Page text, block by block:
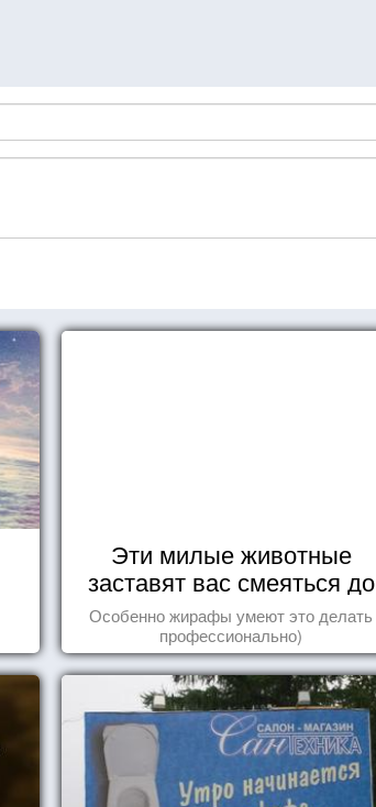
Эти милые животные
заставят вас смеяться до
упаду!
Особенно жирафы умеют это делать
профессионально)